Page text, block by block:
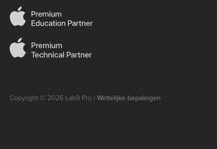
Copyright © 2026 Lab9 Pro | Wettelijke bepalingen